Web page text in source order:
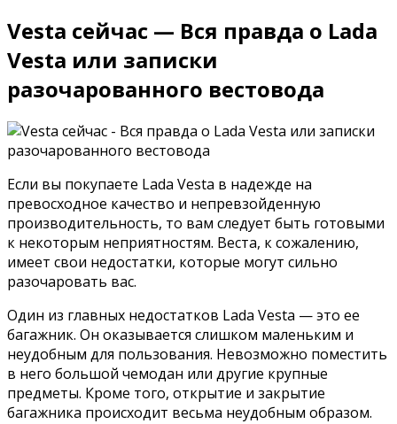
Vesta сейчас — Вся правда о Lada
Vesta или записки
разочарованного вестовода
Если вы покупаете Lada Vesta в надежде на
превосходное качество и непревзойденную
производительность, то вам следует быть готовыми
к некоторым неприятностям. Веста, к сожалению,
имеет свои недостатки, которые могут сильно
разочаровать вас.
Один из главных недостатков Lada Vesta — это ее
багажник. Он оказывается слишком маленьким и
неудобным для пользования. Невозможно поместить
в него большой чемодан или другие крупные
предметы. Кроме того, открытие и закрытие
багажника происходит весьма неудобным образом.